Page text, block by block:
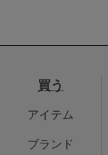
買う
アイテム
ブランド